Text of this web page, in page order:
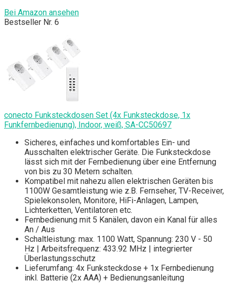
Bei Amazon ansehen
Bestseller Nr. 6
conecto Funksteckdosen Set (4x Funksteckdose, 1x
Funkfernbedienung), Indoor, weiß, SA-CC50697
Sicheres, einfaches und komfortables Ein- und
Ausschalten elektrischer Geräte. Die Funksteckdose
lässt sich mit der Fernbedienung über eine Entfernung
von bis zu 30 Metern schalten.
Kompatibel mit nahezu allen elektrischen Geräten bis
1100W Gesamtleistung wie z.B. Fernseher, TV-Receiver,
Spielekonsolen, Monitore, HiFi-Anlagen, Lampen,
Lichterketten, Ventilatoren etc.
Fernbedienung mit 5 Kanälen, davon ein Kanal für alles
An / Aus
Schaltleistung: max. 1100 Watt, Spannung: 230 V - 50
Hz | Arbeitsfrequenz: 433.92 MHz | integrierter
Überlastungsschutz
Lieferumfang: 4x Funksteckdose + 1x Fernbedienung
inkl. Batterie (2x AAA) + Bedienungsanleitung